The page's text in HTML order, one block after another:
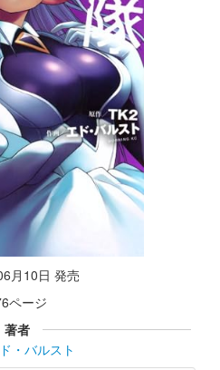
月10日 発売
ページ
著者
・バルスト